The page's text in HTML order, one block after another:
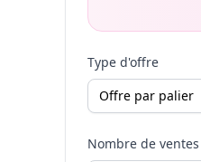
Type d'offre
Nombre de ventes